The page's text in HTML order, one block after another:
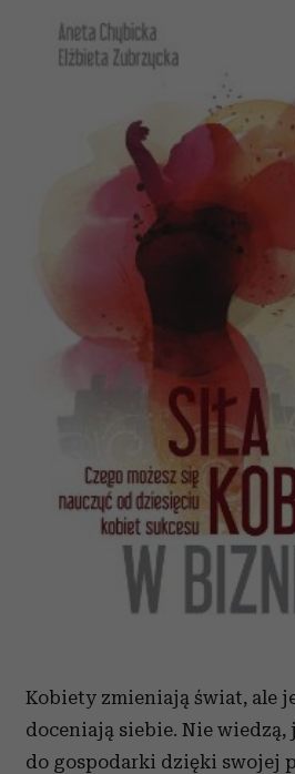
Kobiety zmieniają świat, ale
doceniają siebie. Nie wiedzą,
do gospodarki dzięki swojej